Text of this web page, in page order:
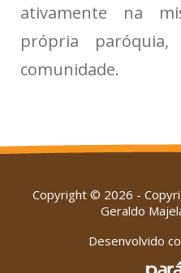
ativamente na
própria
comunidade.
Copyright © 2026 -
Geraldo
Desenvolvido